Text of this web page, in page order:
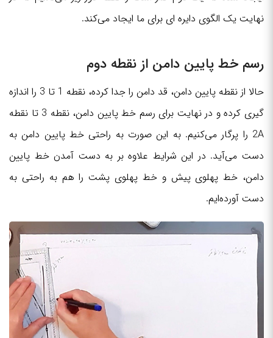
نهایت یک الگوی دایره ای برای ما ایجاد می‌کند.
رسم خط پایین دامن از نقطه دوم
حالا از نقطه پایین دامن، قد دامن را جدا کرده، نقطه 1 تا 3 را اندازه
گیری کرده و در نهایت برای رسم خط پایین دامن، نقطه 3 تا نقطه
2A را پرگار می‌کنیم. به این صورت به راحتی خط پایین دامن به
دست می‌آید. در این شرایط علاوه بر به دست آمدن خط پایین
دامن، خط پهلوی پیش و خط پهلوی پشت را هم به راحتی به
دست آورده‌ایم.